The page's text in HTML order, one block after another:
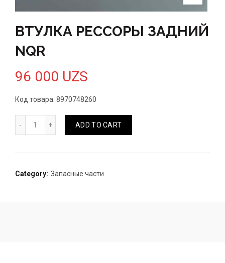
ВТУЛКА РЕССОРЫ ЗАДНИЙ
NQR
96 000 UZS
Код товара: 8970748260
ADD TO CART
Category: Запасные части